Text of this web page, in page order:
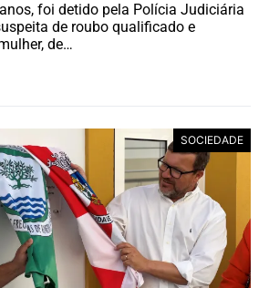
foi detido pela Polícia Judiciária
de roubo qualificado e
de…
SOCIEDADE